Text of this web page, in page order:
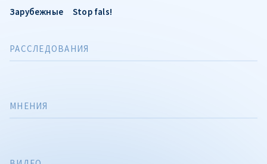
Зарубежные Stop fals!
РАССЛЕДОВАНИЯ
МНЕНИЯ